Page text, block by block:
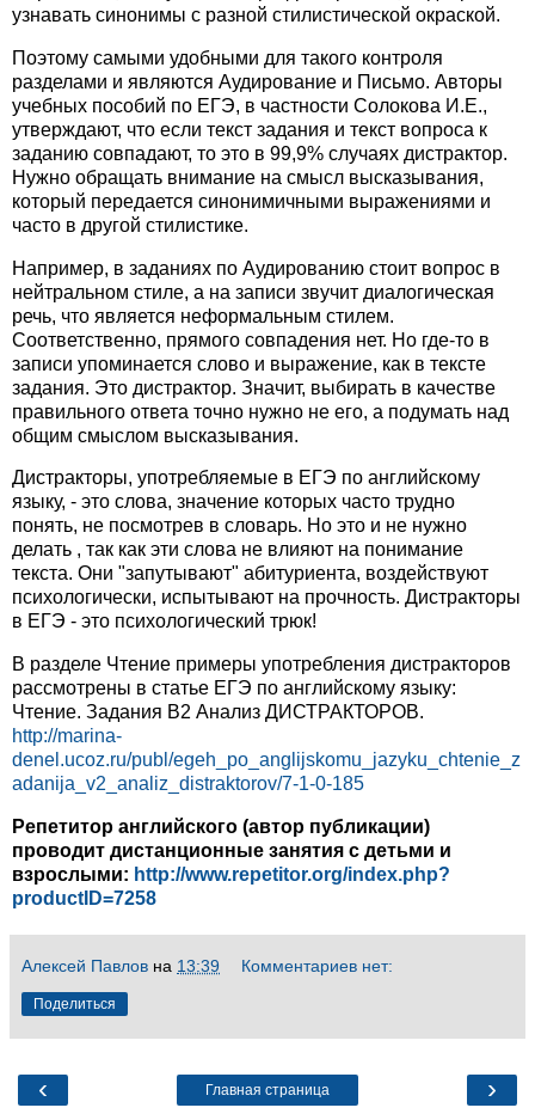
узнавать синонимы с разной стилистической окраской.
Поэтому самыми удобными для такого контроля
разделами и являются Аудирование и Письмо. Авторы
учебных пособий по ЕГЭ, в частности Солокова И.Е.,
утверждают, что если текст задания и текст вопроса к
заданию совпадают, то это в 99,9% случаях дистрактор.
Нужно обращать внимание на смысл высказывания,
который передается синонимичными выражениями и
часто в другой стилистике.
Например, в заданиях по Аудированию стоит вопрос в
нейтральном стиле, а на записи звучит диалогическая
речь, что является неформальным стилем.
Соответственно, прямого совпадения нет. Но где-то в
записи упоминается слово и выражение, как в тексте
задания. Это дистрактор. Значит, выбирать в качестве
правильного ответа точно нужно не его, а подумать над
общим смыслом высказывания.
Дистракторы, употребляемые в ЕГЭ по английскому
языку, - это слова, значение которых часто трудно
понять, не посмотрев в словарь. Но это и не нужно
делать , так как эти слова не влияют на понимание
текста. Они "запутывают" абитуриента, воздействуют
психологически, испытывают на прочность. Дистракторы
в ЕГЭ - это психологический трюк!
В разделе Чтение примеры употребления дистракторов
рассмотрены в статье ЕГЭ по английскому языку:
Чтение. Задания В2 Анализ ДИСТРАКТОРОВ.
http://marina-
denel.ucoz.ru/publ/egeh_po_anglijskomu_jazyku_chtenie_z
adanija_v2_analiz_distraktorov/7-1-0-185
Репетитор английского (автор публикации)
проводит дистанционные занятия с детьми и
взрослыми: http://www.repetitor.org/index.php?
productID=7258
Алексей Павлов на 13:39 Комментариев нет:
Поделиться
‹ ›
Главная страница